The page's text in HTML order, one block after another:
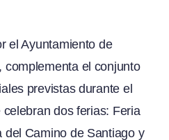
el Ayuntamiento de
complementa el conjunto
previstas durante el
dos ferias: Feria
del Camino de Santiago y